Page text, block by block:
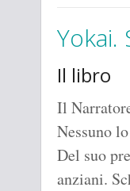
Il libro
Il
Nessuno
Del suo
anziani.